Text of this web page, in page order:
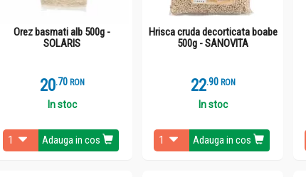
Orez basmati alb 500g -
SOLARIS
20.7 RON
In stoc
Adauga in cos
Hrisca cruda decorticata boabe
500g - SANOVITA
22.9 RON
In stoc
Adauga in cos